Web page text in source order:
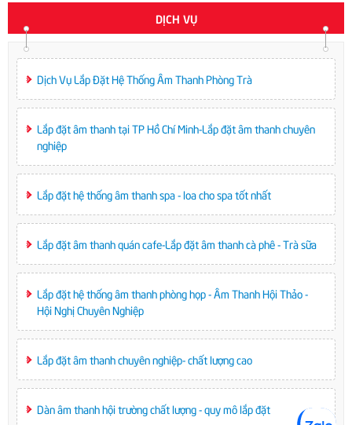
DỊCH VỤ
Dịch Vụ Lắp Đặt Hệ Thống Âm Thanh Phòng Trà
Lắp đặt âm thanh tại TP Hồ Chí Minh-Lắp đặt âm thanh chuyên
nghiệp
Lắp đặt hệ thống âm thanh spa - loa cho spa tốt nhất
Lắp đặt âm thanh quán cafe-Lắp đặt âm thanh cà phê - Trà sữa
Lắp đặt hệ thống âm thanh phòng họp - Âm Thanh Hội Thảo -
Hội Nghị Chuyên Nghiệp
Lắp đặt âm thanh chuyên nghiệp- chất lượng cao
Dàn âm thanh hội trường chất lượng - quy mô lắp đặt